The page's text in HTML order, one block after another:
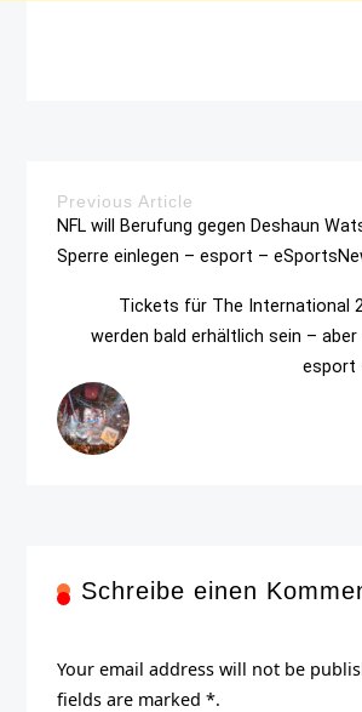
Previous Article
NFL will Berufung gegen Deshaun
Sperre einlegen – esport –
Tickets für The International
werden bald erhältlich sein –
esport
Schreibe einen
Your email address will not be
fields are marked *.